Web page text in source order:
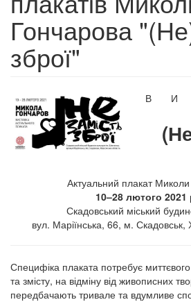
Гончарова
зброї"
В И
Актуальний плакат
10–28 лютого 2021
Скадовський міський
вул. Маріїнська, 66, м. Скадовськ,
Специфіка плаката потребує
та змісту, на відміну від живописних
передбачають тривале та вдумливе